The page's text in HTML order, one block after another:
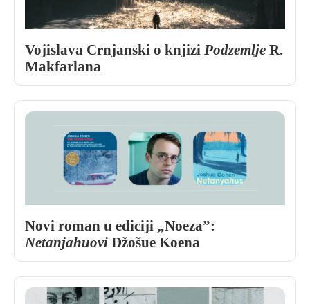
Vojislava Crnjanski o knjizi Podzemlje R.
Makfarlana
Novi roman u ediciji „Noeza”:
Netanjahuovi Džošue Koena